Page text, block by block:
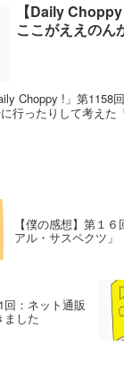
【Daily
ここがええのん
Choppy !」第1158
行ったりして考えた
【僕の感想】第１
アル・サスペクツ」
回：ネット通販
ました